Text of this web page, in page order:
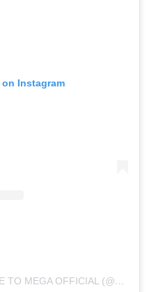
Instagram
A POST SHARED BY SPITI ME TO MEGA OFFICIAL (@SPITIMETOMEGA)